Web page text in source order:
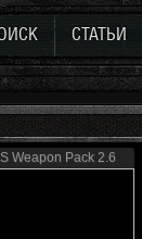
СТАТЬИ
Weapon Pack 2.6